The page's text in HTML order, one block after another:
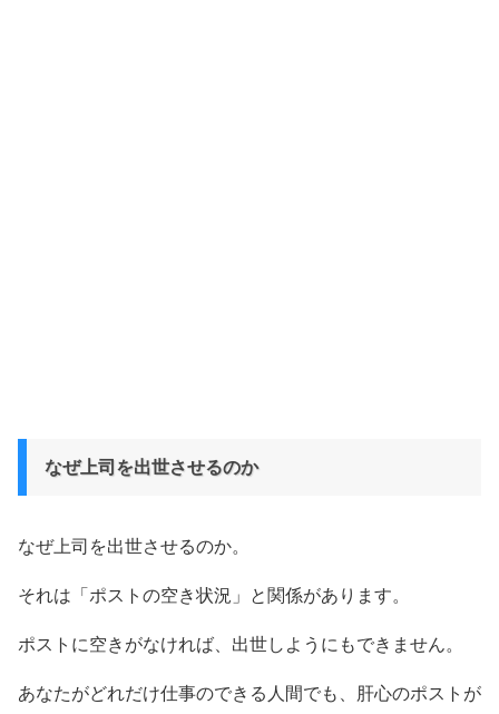
なぜ上司を出世させるのか
なぜ上司を出世させるのか。
それは「ポストの空き状況」と関係があります。
ポストに空きがなければ、出世しようにもできません。
あなたがどれだけ仕事のできる人間でも、肝心のポストが